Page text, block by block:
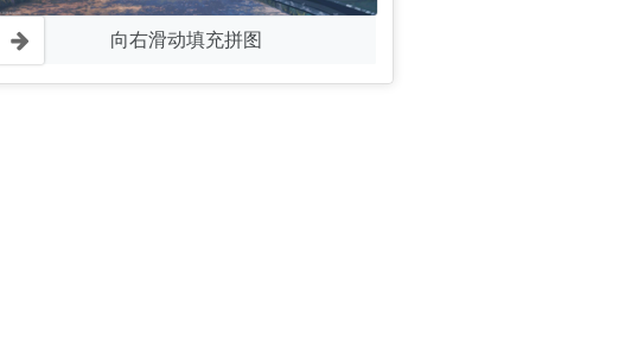
向右滑动填充拼图